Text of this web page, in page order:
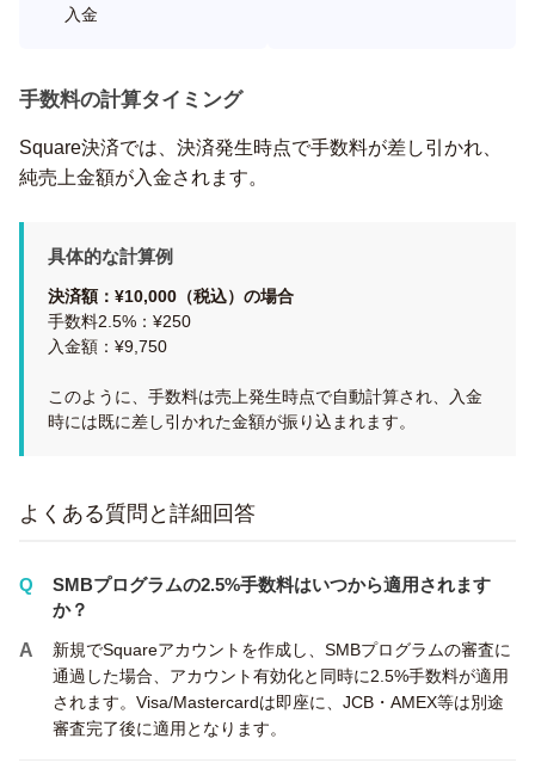
入金
手数料の計算タイミング
Square決済では、決済発生時点で手数料が差し引かれ、
純売上金額が入金されます。
具体的な計算例
決済額：¥10,000（税込）の場合
手数料2.5%：¥250
入金額：¥9,750
このように、手数料は売上発生時点で自動計算され、入金
時には既に差し引かれた金額が振り込まれます。
よくある質問と詳細回答
SMBプログラムの2.5%手数料はいつから適用されます
か？
新規でSquareアカウントを作成し、SMBプログラムの審査に
通過した場合、アカウント有効化と同時に2.5%手数料が適用
されます。Visa/Mastercardは即座に、JCB・AMEX等は別途
審査完了後に適用となります。